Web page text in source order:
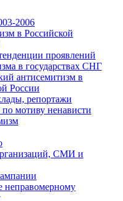
2006
в Российской
проявлений
в государствах СНГ
антисемитизм в
России
репортажи
мотиву ненависти
СМИ и
неправомерному